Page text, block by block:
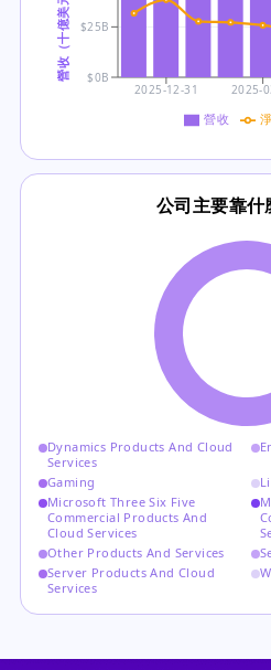
2025-12-31 2025-
$0B
$25B
營收（十億美元）
營收
公司主要靠什
Dynamics Products And Cloud
Services
Gaming
Microsoft Three Six Five
Commercial Products And
Cloud Services
Other Products And Services
Server Products And Cloud
Services